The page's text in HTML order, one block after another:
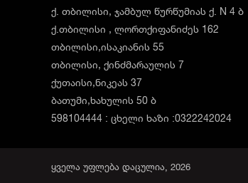
ქ. თბილისი, ჯამბულ წურწუმიას ქ. N 4 ბ
ქ.თბილისი , ლორთქიფანიძეს 162
თბილისი,ისაკიანის 55
თბილისი, ქინძმარაულის 7
ქუთაისი,ნიკეას 37
ბათუმი,ხახულის 50 ბ
598104444 : ცხელი ხაზი :0322242024
ყველა უფლება დაცულია, 2026